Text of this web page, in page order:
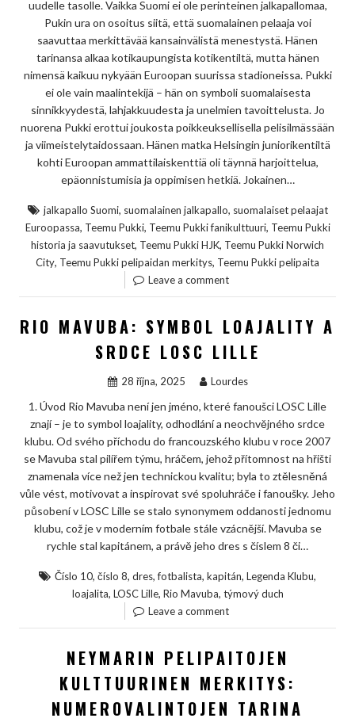
uudelle tasolle. Vaikka Suomi ei ole perinteinen jalkapallomaa,
Pukin ura on osoitus siitä, että suomalainen pelaaja voi
saavuttaa merkittävää kansainvälistä menestystä. Hänen
tarinansa alkaa kotikaupungista kotikentiltä, mutta hänen
nimensä kaikuu nykyään Euroopan suurissa stadioneissa. Pukki
ei ole vain maalintekijä – hän on symboli suomalaisesta
sinnikkyydestä, lahjakkuudesta ja unelmien tavoittelusta. Jo
nuorena Pukki erottui joukosta poikkeuksellisella pelisilmässään
ja viimeistelytaidossaan. Hänen matka Helsingin juniorikentiltä
kohti Euroopan ammattilaiskenttiä oli täynnä harjoittelua,
epäonnistumisia ja oppimisen hetkiä. Jokainen…
jalkapallo Suomi, suomalainen jalkapallo, suomalaiset pelaajat
Euroopassa, Teemu Pukki, Teemu Pukki fanikulttuuri, Teemu Pukki
historia ja saavutukset, Teemu Pukki HJK, Teemu Pukki Norwich
City, Teemu Pukki pelipaidan merkitys, Teemu Pukki pelipaita
Leave a comment
RIO MAVUBA: SYMBOL LOAJALITY A
SRDCE LOSC LILLE
28 října, 2025 Lourdes
1. Úvod Rio Mavuba není jen jméno, které fanoušci LOSC Lille
znají – je to symbol loajality, odhodlání a neochvějného srdce
klubu. Od svého příchodu do francouzského klubu v roce 2007
se Mavuba stal pilířem týmu, hráčem, jehož přítomnost na hřišti
znamenala více než jen technickou kvalitu; byla to ztělesněná
vůle vést, motivovat a inspirovat své spoluhráče i fanoušky. Jeho
působení v LOSC Lille se stalo synonymem oddanosti jednomu
klubu, což je v moderním fotbale stále vzácnější. Mavuba se
rychle stal kapitánem, a právě jeho dres s číslem 8 či…
Číslo 10, číslo 8, dres,fotbalista, kapitán, Legenda Klubu,
loajalita, LOSC Lille, Rio Mavuba, týmový duch
Leave a comment
NEYMARIN PELIPAITOJEN
KULTTUURINEN MERKITYS:
NUMEROVALINTOJEN TARINA